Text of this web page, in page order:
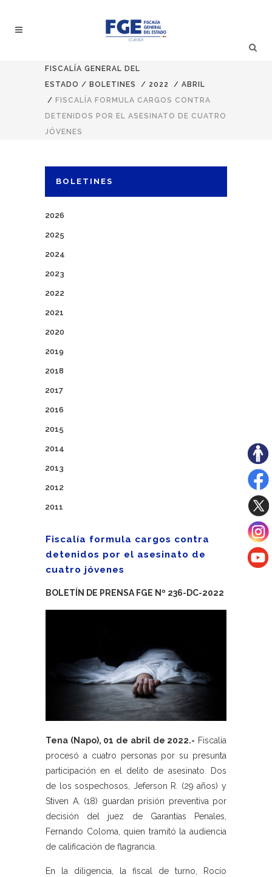
FISCALÍA GENERAL DEL
ESTADO / BOLETINES / 2022 / ABRIL
/ FISCALÍA FORMULA CARGOS CONTRA
DETENIDOS POR EL ASESINATO DE CUATRO
JÓVENES
BOLETINES
2026
2025
2024
2023
2022
2021
2020
2019
2018
2017
2016
2015
2014
2013
2012
2011
Fiscalía formula cargos contra
detenidos por el asesinato de
cuatro jóvenes
BOLETÍN DE PRENSA FGE Nº 236-DC-2022
Tena (Napo), 01 de abril de 2022.- Fiscalía
procesó a cuatro personas por su presunta
participación en el delito de asesinato. Dos
de los sospechosos, Jeferson R. (29 años) y
Stiven A. (18) guardan prisión preventiva por
decisión del juez de Garantías Penales,
Fernando Coloma, quien tramitó la audiencia
de calificación de flagrancia.
En la diligencia, la fiscal de turno, Rocío